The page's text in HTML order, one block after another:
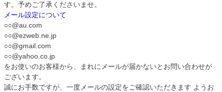
す。予めご了承くださいませ。
メール設定について
○○@au.com
○○@ezweb.ne.jp
○○@gmail.com
○○@yahoo.co.jp
をお使いのお客様から、まれにメールが届かないとお問い合わせが
ございます。
誠にお手数ですが、一度メールの設定をご確認いただきます ようお